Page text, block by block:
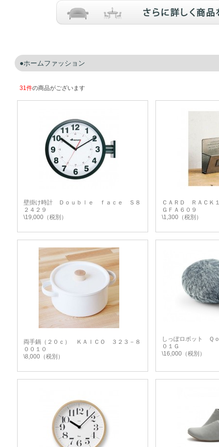
ホームファッション
31件の商品がございます
壁掛け時計 Ｄｏｕｂｌｅ ｆａｃｅ Ｓ８
２４２９
\19,000（税別）
ＣＡＲＤ ＲＡＣ
ＧＦＡ６０９
\1,300（税別）
両手鍋（２０ｃ） ＫＡＩＣＯ ３２３－８
００１０
\8,000（税別）
しっぽロボット Ｑ
０１Ｇ
\16,000（税別）